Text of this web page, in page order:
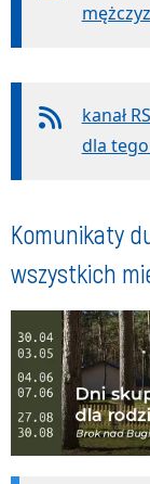
kanał
dla
Komunikaty
wszystkich